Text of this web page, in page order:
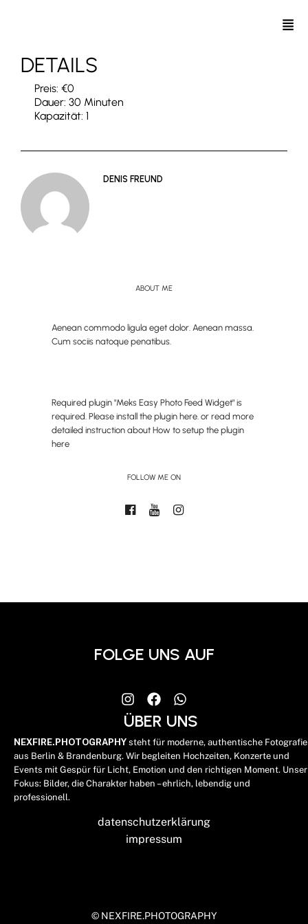
DETAILS
Preis: €0
Dauer: 30 Minuten
Kapazität: 1
DENIS FREUND
ABOUT ME
Aenean commodo ligula eget dolor. Aenean massa.
Cum sociis natoque penatibus.
Required plugin "Meks Easy Photo Feed Widget" is
required. Please install the plugin here. or read more
detailed instruction about How to setup the plugin
here
FOLLOW ME ON
FOLGE UNS AUF
ÜBER UNS
NEXFIRE.PHOTOGRAPHY steht für moderne, authentische Fotografie
aus Berlin & Brandenburg. Wir begleiten Hochzeiten, Konzerte und
Events mit Gespür für Licht, Emotion und den richtigen Moment. Unser
Fokus: Bilder, die Charakter haben – ehrlich, lebendig und
professionell.
datenschutzerklärung
impressum
© NEXFIRE.PHOTOGRAPHY